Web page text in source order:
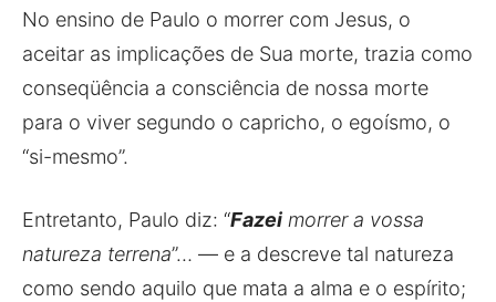
No ensino de Paulo o morrer com Jesus, o
aceitar as implicações de Sua morte, trazia como
conseqüência a consciência de nossa morte
para o viver segundo o capricho, o egoísmo, o
“si-mesmo”.
Entretanto, Paulo diz: “Fazei morrer a vossa
natureza terrena”… — e a descreve tal natureza
como sendo aquilo que mata a alma e o espírito;